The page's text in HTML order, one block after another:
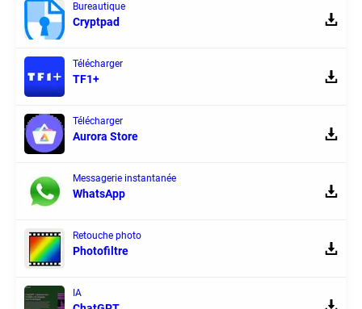
Bureautique
Cryptpad
Télécharger
TF1+
Télécharger
Aurora Store
Messagerie instantanée
WhatsApp
Retouche photo
Photofiltre
IA